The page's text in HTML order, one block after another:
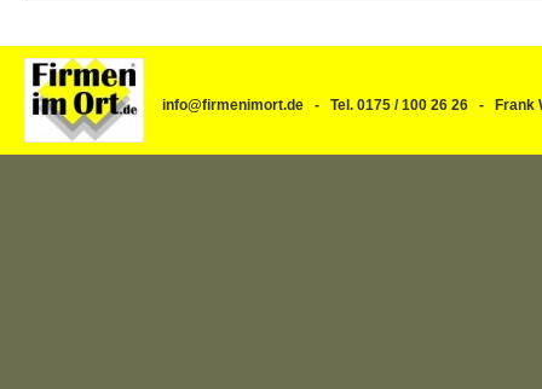
info@firmenimort.de - Tel. 0175 / 100 26 26 -